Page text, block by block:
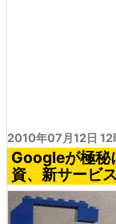
2010年07月12日
Googleが極秘
資、新サービ